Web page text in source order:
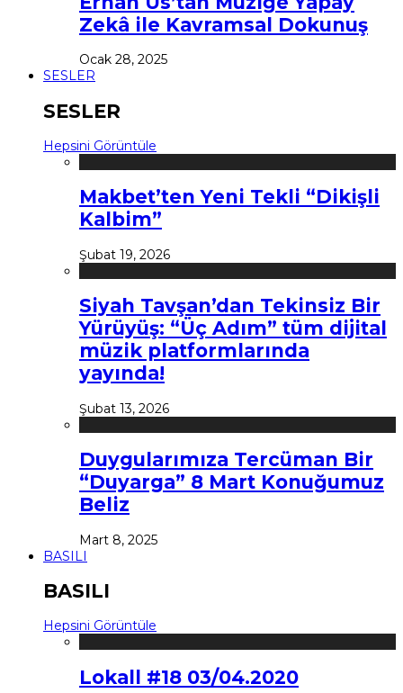
Zekâ ile Kavramsal Dokunuş
Ocak 28, 2025
SESLER
SESLER
Hepsini Görüntüle
Makbet’ten Yeni Tekli “Dikişli
Kalbim”
Şubat 19, 2026
Siyah Tavşan’dan Tekinsiz Bir
Yürüyüş: “Üç Adım” tüm dijital
müzik platformlarında
yayında!
Şubat 13, 2026
Duygularımıza Tercüman Bir
“Duyarga” 8 Mart Konuğumuz
Beliz
Mart 8, 2025
BASILI
BASILI
Hepsini Görüntüle
Lokall #18 03/04.2020